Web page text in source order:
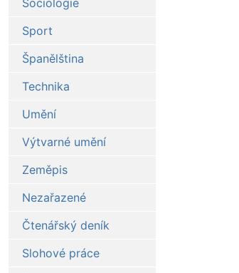
Sociologie
Sport
Španělština
Technika
Umění
Výtvarné umění
Zeměpis
Nezařazené
Čtenářský deník
Slohové práce